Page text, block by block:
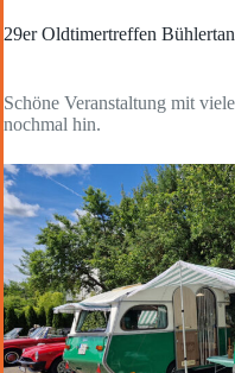
29er Oldtimertreffen
Schöne Veranstaltung mit
nochmal hin.